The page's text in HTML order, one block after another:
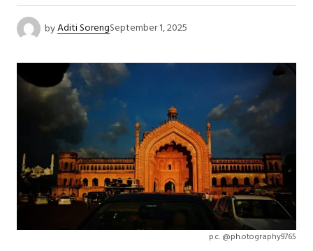
byAditi SorengSeptember 1, 2025
p.c. @ph.otography9765